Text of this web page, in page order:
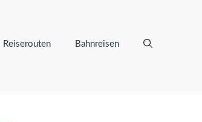
Reiserouten Bahnreisen